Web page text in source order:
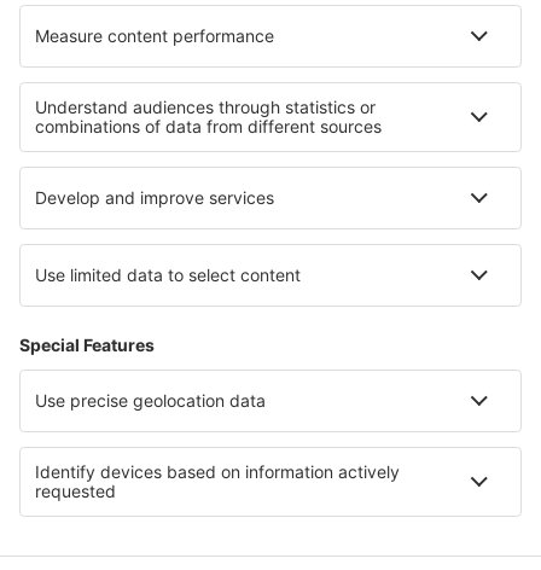
Unterkunft an der Englischen Riviera Unterkunft in Scotland
Unterkunft auf Guernsey Unterkunft in Great Yarmouth
Unterkunft in Nordirland Unterkunft in Jalisco
Unterkunft in Punta Cana Unterkunft in Styria
Unterkunft in Kykladen Unterkunft in Nationalpark Magura